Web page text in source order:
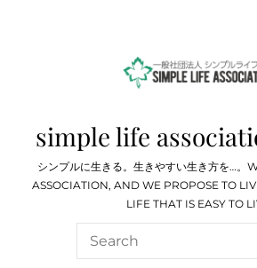
simple life
シンプルに生きる。生きやすい生き方を…。
ASSOCIATION, AND WE PROPOSE TO
LIFE THAT IS EASY TO
Search
for: